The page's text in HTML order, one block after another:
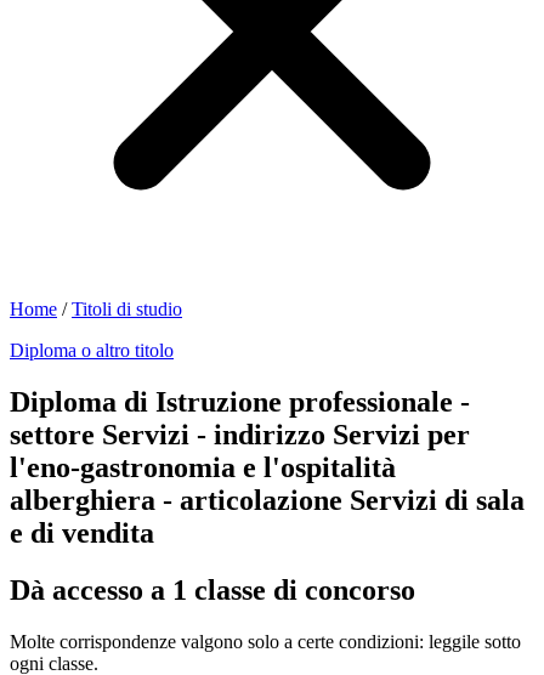
Home /Titoli di studio
Diploma o altro titolo
Diploma di Istruzione professionale -
settore Servizi - indirizzo Servizi per
l'eno-gastronomia e l'ospitalità
alberghiera - articolazione Servizi di sala
e di vendita
Dà accesso a 1 classe di concorso
Molte corrispondenze valgono solo a certe condizioni: leggile sotto
ogni classe.